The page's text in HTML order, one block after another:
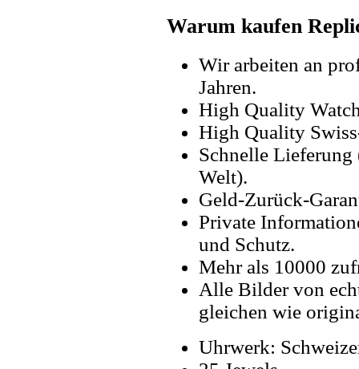
Warum kaufen
Wir arbeiten an
Jahren.
High Quality
High Quality
Schnelle Lieferung
Welt).
Geld-Zurück-
Private
und Schutz.
Mehr als 10000
Alle Bilder von
gleichen wie
Uhrwerk: